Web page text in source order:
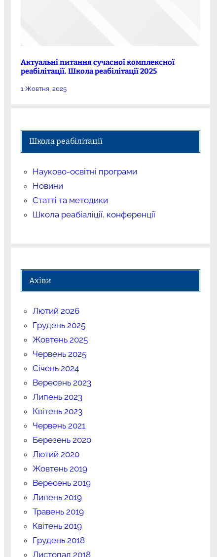
Актуальні питання сучасної комплексної
реабілітації. Школа реабілітації 2025
1 Жовтня, 2025
Школа реабілітації
Науково-освітні програми
Новини
Статті та методики
Школа реабіаліції, конференції
Ахіви
Лютий 2026
Грудень 2025
Жовтень 2025
Червень 2025
Січень 2024
Вересень 2023
Липень 2023
Квітень 2023
Червень 2021
Березень 2020
Лютий 2020
Жовтень 2019
Вересень 2019
Липень 2019
Травень 2019
Квітень 2019
Грудень 2018
Листопад 2018